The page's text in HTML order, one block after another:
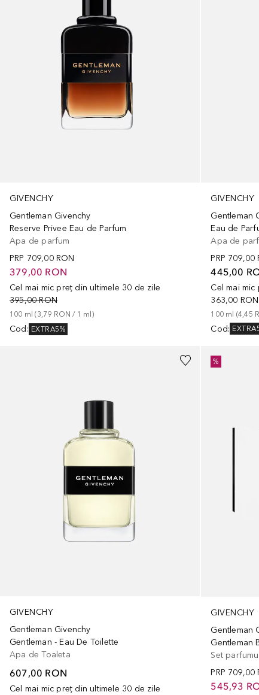
GIVENCHY
Gentleman Givenchy
Reserve Privee Eau de Parfum
Apa de parfum
PRP 709,00 RON
379,00 RON
Cel mai mic preț din ultimele 30 de zile
395,00 RON
100 ml (3,79 RON / 1 ml )
Cod : EXTRA5%
GIVENCHY
Gentleman
Eau de
Apa de
PRP 709,00
445,00
Cel mai
363,00 RON
100 ml (4,45
Cod:
GIVENCHY
Gentleman Givenchy
Gentleman - Eau De Toilette
Apa de Toaleta
607,00 RON
Cel mai mic preț din ultimele 30 de zile
GIVENCHY
Gentleman
Gentleman
Set
PRP 709,00
545,93
%